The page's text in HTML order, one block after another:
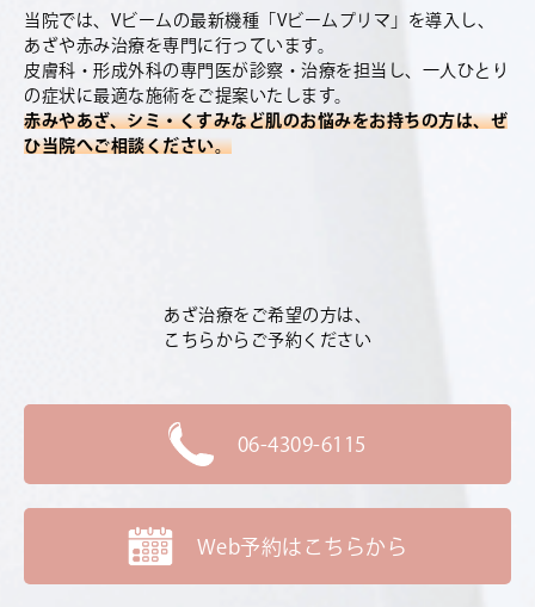
当院では、Vビームの最新機種「Vビームプリマ」を導入し、
あざや赤み治療を専門に行っています。
皮膚科・形成外科の専門医が診察・治療を担当し、一人ひとり
の症状に最適な施術をご提案いたします。
赤みやあざ、シミ・くすみなど肌のお悩みをお持ちの方は、ぜ
ひ当院へご相談ください。
あざ治療をご希望の方は、
こちらからご予約ください
06-4309-6115
Web予約はこちらから